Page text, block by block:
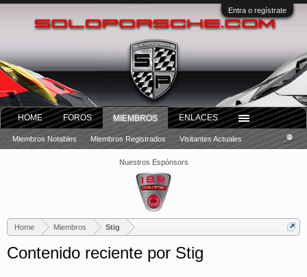
Entra o regístrate
Nuestros Espónsors
Home Miembros Stig
Contenido reciente por Stig
HOME FOROS MIEMBROS
Miembros Notables Miembros Registrados Visitantes Actuales
ENLACES